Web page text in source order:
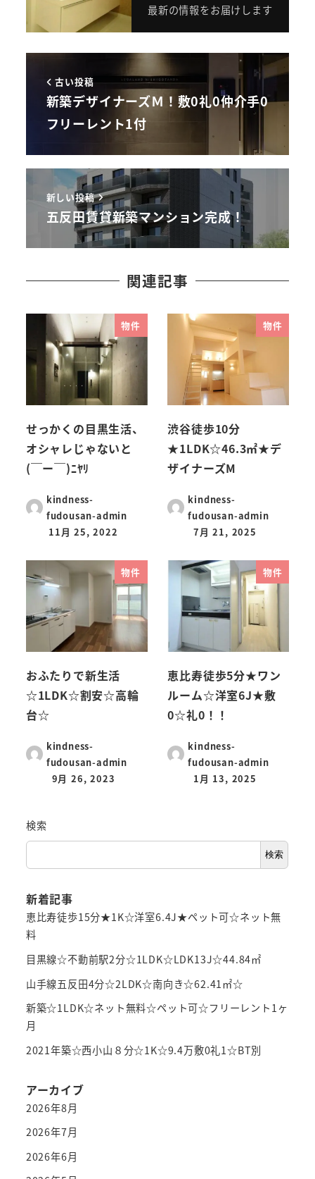
最新の情報をお届けします
古い投稿
新築デザイナーズＭ！敷0礼0仲介手0
フリーレント1付
新しい投稿
五反田賃貸新築マンション完成！
関連記事
物件
せっかくの目黒生活、
オシャレじゃないと
(￣ー￣)ﾆﾔﾘ
kindness-
fudousan-admin
11月 25, 2022
物件
渋谷徒歩10分
★1LDK☆46.3㎡★デ
ザイナーズM
kindness-
fudousan-admin
7月 21, 2025
物件
おふたりで新生活
☆1LDK☆割安☆高輪
台☆
kindness-
fudousan-admin
9月 26, 2023
物件
恵比寿徒歩5分★ワン
ルーム☆洋室6J★敷
0☆礼0！！
kindness-
fudousan-admin
1月 13, 2025
検索
検索
新着記事
恵比寿徒歩15分★1K☆洋室6.4J★ペット可☆ネット無
料
目黒線☆不動前駅2分☆1LDK☆LDK13J☆44.84㎡
山手線五反田4分☆2LDK☆南向き☆62.41㎡☆
新築☆1LDK☆ネット無料☆ペット可☆フリーレント1ヶ
月
2021年築☆西小山８分☆1K☆9.4万敷0礼1☆BT別
アーカイブ
2026年8月
2026年7月
2026年6月